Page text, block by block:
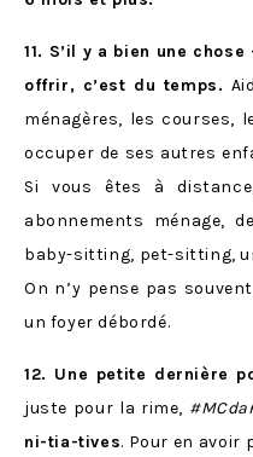
11. S’il y a bien une
offrir, c’est du temps.
ménagères, les courses,
occuper de ses autres
Si vous êtes à
abonnements ménage,
baby-sitting, pet-sitting,
On n’y pense pas
un foyer débordé.
12. Une petite dernière
juste pour la rime,
ni-tia-tives. Pour en avoir